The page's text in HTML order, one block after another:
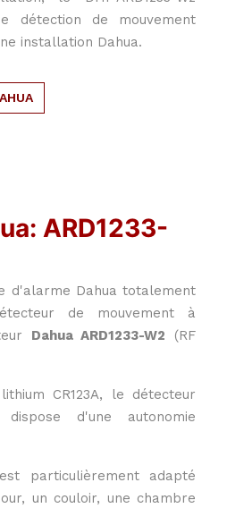
détection de mouvement
installation Dahua.
ARD1233-
d'alarme Dahua totalement
de mouvement à
Dahua ARD1233-W2 (RF
CR123A, le détecteur
dispose d'une autonomie
est particulièrement adapté
un couloir, une chambre